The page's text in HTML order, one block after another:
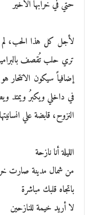
حتي في خرابها الأخير
لأجل كل هذا الحب،‮
تري حلب تُقصف
‬إضافياً‮ ‬سيكون
‬في داخلي ويكبرُ‮ ‬ويمتد
النزوح،‮ ‬قابضة علي
الليلة أنا نازحة
من شمال مدينة صارت
باتجاه قلبك مباشرة
لا أريد خيمة للنازحين